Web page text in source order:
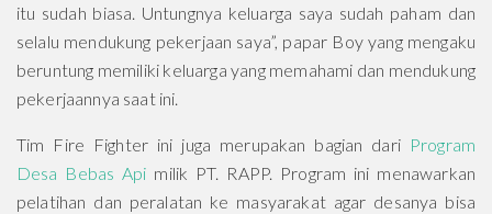
itu sudah biasa. Untungnya keluarga saya sudah paham dan
selalu mendukung pekerjaan saya”, papar Boy yang mengaku
beruntung memiliki keluarga yang memahami dan mendukung
pekerjaannya saat ini.
Tim Fire Fighter ini juga merupakan bagian dari Program
Desa Bebas Api milik PT. RAPP. Program ini menawarkan
pelatihan dan peralatan ke masyarakat agar desanya bisa